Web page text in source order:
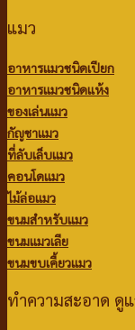
แมว
อาหารแมวชนิดเปียก
อาหารแมวชนิดแห้ง
ของเล่นแมว
กัญชาแมว
ที่ลับเล็บแมว
คอนโดแมว
ไม้ล่อแมว
ขนมสำหรับแมว
ขนมแมวเลีย
ขนมขบเคี้ยวแมว
ทำความสะอาด ดู